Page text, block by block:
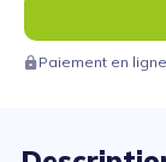
Paiement en